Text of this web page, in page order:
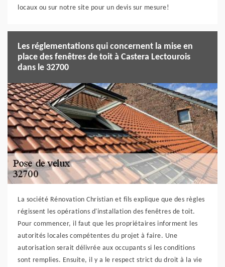
locaux ou sur notre site pour un devis sur mesure!
Les réglementations qui concernent la mise en
place des fenêtres de toit à Castera Lectourois
dans le 32700
La société Rénovation Christian et fils explique que des règles
régissent les opérations d'installation des fenêtres de toit.
Pour commencer, il faut que les propriétaires informent les
autorités locales compétentes du projet à faire. Une
autorisation serait délivrée aux occupants si les conditions
sont remplies. Ensuite, il y a le respect strict du droit à la vie